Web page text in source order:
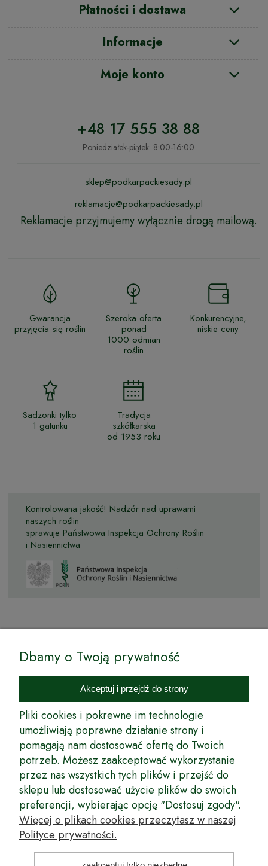
Płatności i dostawa
Informacje
Moje konto
+48 17 555 38 88
Poniedziałek-piątek: 8:00-16:00
sklep@podkarpackiesady.pl
reklamacje@podkarpackiesady.pl
Reklamacje przyjmujemy wyłącznie drogą mailową.
Gwarancja
przyjęcia się roślin
Szeroka oferta
ponad
1000 odmian
roślin
Konkurencyjne,
niskie ceny
Sadzonki tylko
1 gatunku
Tradycja
szkółkarska
od 1953 roku
Kontrolowana jakość! Nadzór nad uprawami
naszych roślin
sprawuje Państwowa Inspekcja Ochrony Roślin
i Nasiennictwa
Internetowy Sklep Ogrodniczy Podkarpackie Sady to inicjatywa
podkarpackich szkółkarzy, której zamierzeniem jest wprowadzenie na
rynek wysokiej jakości drzewek owocowych, drzewek ozdobnych oraz
innych produktów pozwalających na uprawianie zarówno małych, jak
i dużych sadów oraz ogrodów.
Wspólnie stworzyliśmy dla Państwa kompleksową ofertę - wspaniałe
produkty, dary ziemi ze szkółek drzewek ozdobnych i owocowych,
których tradycje sięgają roku 1953. Drzewka produkowane są
z najwyższą starannością przez trzecie pokolenie plantatorów.
Długoletnie Doświadczenie sprawiło, że wszystkie drzewka cechuje
duża odporność na zmienne warunki atmosferyczne naszego klimatu
oraz niezwykły urodzaj. W ofercie naszego internetowego sklepu
ogrodniczego: drzewka owocowe, krzewy owocowe, drzewka
ozdobne, odmiany jabłoni, sadzonki drzew owocowych, borówka
amerykańska, róże wielkokwiatowe, odmiany czereśni, odmiany śliwek
Dbamy o Twoją prywatność
Akceptuj i przejdź do strony
Pliki cookies i pokrewne im technologie
umożliwiają poprawne działanie strony i
pomagają nam dostosować ofertę do Twoich
potrzeb. Możesz zaakceptować wykorzystanie
przez nas wszystkich tych plików i przejść do
sklepu lub dostosować użycie plików do swoich
preferencji, wybierając opcję "Dostosuj zgody".
Więcej o plikach cookies przeczytasz w naszej
Polityce prywatności.